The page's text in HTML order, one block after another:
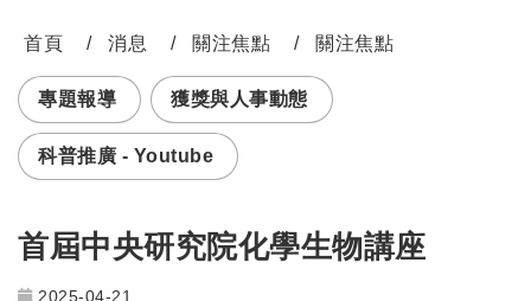
首頁 消息 關注焦點
關注焦點
專題報導
獲獎與人事動態
科普推廣 - Youtube
首屆中央研究院化學生物講座
2025-04-21